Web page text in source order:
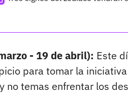
- 19 de abril): Este
para tomar la
no temas enfrentar los